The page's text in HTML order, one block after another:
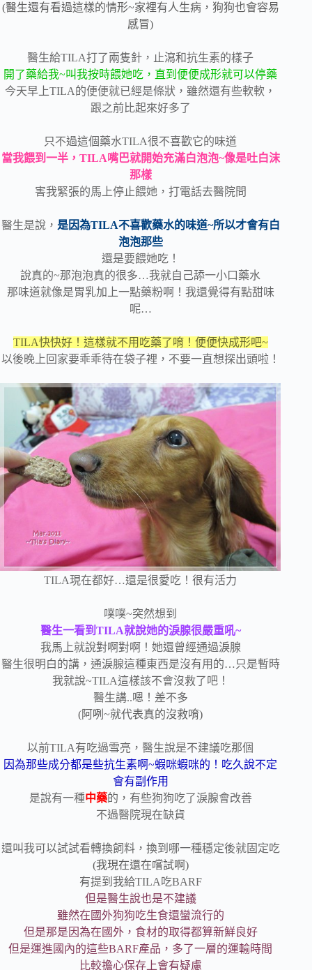
(醫生還有看過這樣的情形~家裡有人生病，狗狗也會容易
感冒)
醫生給TILA打了兩隻針，止瀉和抗生素的樣子
開了藥給我~叫我按時餵她吃，直到便便成形就可以停藥
今天早上TILA的便便就已經是條狀，雖然還有些軟軟，
跟之前比起來好多了
只不過這個藥水TILA很不喜歡它的味道
當我餵到一半，TILA嘴巴就開始充滿白泡泡~像是吐白沫
那樣
害我緊張的馬上停止餵她，打電話去醫院問
醫生是說， 是因為TILA不喜歡藥水的味道~所以才會有白
泡泡那些
還是要餵她吃！
說真的~那泡泡真的很多…我就自己舔一小口藥水
那味道就像是胃乳加上一點藥粉啊！我還覺得有點甜味
呢…
TILA快快好！這樣就不用吃藥了唷！便便快成形吧~
以後晚上回家要乖乖待在袋子裡，不要一直想探出頭啦！
TILA現在都好…還是很愛吃！很有活力
噗噗~突然想到
醫生一看到TILA就說她的淚腺很嚴重吼~
我馬上就說對啊對啊！她還曾經通過淚腺
醫生很明白的講，通淚腺這種東西是沒有用的…只是暫時
我就說~TILA這樣該不會沒救了吧！
醫生講..嗯！差不多
(阿咧~就代表真的沒救唷)
以前TILA有吃過雪亮，醫生說是不建議吃那個
因為那些成分都是些抗生素啊~蝦咪蝦咪的！吃久說不定
會有副作用
是說有一種中藥的，有些狗狗吃了淚腺會改善
不過醫院現在缺貨
還叫我可以試試看轉換飼料，換到哪一種穩定後就固定吃
(我現在還在嚐試啊)
有提到我給TILA吃BARF
但是醫生說也是不建議
雖然在國外狗狗吃生食還蠻流行的
但是那是因為在國外，食材的取得都算新鮮良好
但是運進國內的這些BARF產品，多了一層的運輸時間
比較擔心保存上會有疑慮